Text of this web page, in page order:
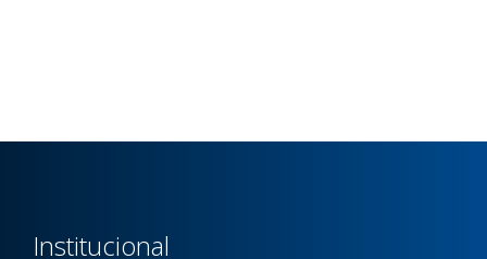
Institucional